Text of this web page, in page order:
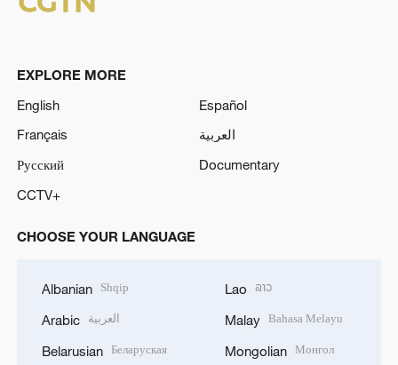
EXPLORE MORE
English
Español
Français
العربية
Русский
Documentary
CCTV+
CHOOSE YOUR LANGUAGE
Albanian Shqip
Arabic العربية
Belarusian Беларуская
Lao ລາວ
Malay Bahasa Melayu
Mongolian Монгол